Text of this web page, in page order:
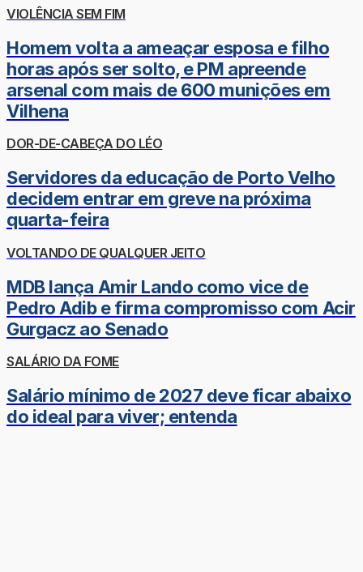
VIOLÊNCIA SEM FIM
Homem volta a ameaçar esposa e filho
horas após ser solto, e PM apreende
arsenal com mais de 600 munições em
Vilhena
DOR-DE-CABEÇA DO LÉO
Servidores da educação de Porto Velho
decidem entrar em greve na próxima
quarta-feira
VOLTANDO DE QUALQUER JEITO
MDB lança Amir Lando como vice de
Pedro Adib e firma compromisso com Acir
Gurgacz ao Senado
SALÁRIO DA FOME
Salário mínimo de 2027 deve ficar abaixo
do ideal para viver; entenda